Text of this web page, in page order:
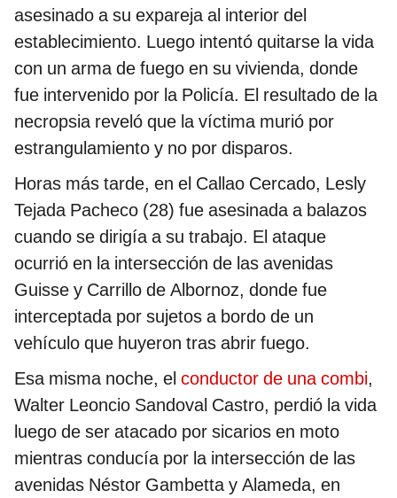
asesinado a su expareja al interior del
establecimiento. Luego intentó quitarse la vida
con un arma de fuego en su vivienda, donde
fue intervenido por la Policía. El resultado de la
necropsia reveló que la víctima murió por
estrangulamiento y no por disparos.
Horas más tarde, en el Callao Cercado, Lesly
Tejada Pacheco (28) fue asesinada a balazos
cuando se dirigía a su trabajo. El ataque
ocurrió en la intersección de las avenidas
Guisse y Carrillo de Albornoz, donde fue
interceptada por sujetos a bordo de un
vehículo que huyeron tras abrir fuego.
Esa misma noche, el conductor de una combi,
Walter Leoncio Sandoval Castro, perdió la vida
luego de ser atacado por sicarios en moto
mientras conducía por la intersección de las
avenidas Néstor Gambetta y Alameda, en